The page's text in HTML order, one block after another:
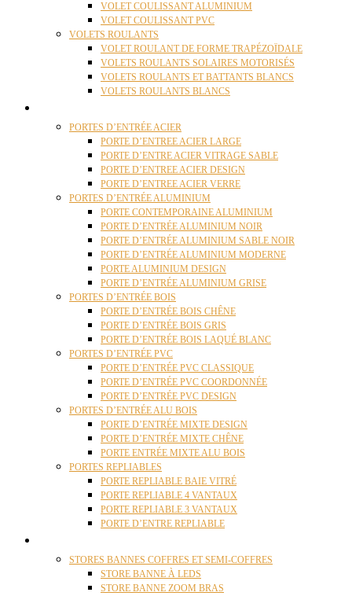
VOLET COULISSANT ALUMINIUM
VOLET COULISSANT PVC
VOLETS ROULANTS
VOLET ROULANT DE FORME TRAPÉZOÏDALE
VOLETS ROULANTS SOLAIRES MOTORISÉS
VOLETS ROULANTS ET BATTANTS BLANCS
VOLETS ROULANTS BLANCS
PORTES D’ENTRÉE ACIER
PORTE D’ENTREE ACIER LARGE
PORTE D’ENTRE ACIER VITRAGE SABLE
PORTE D’ENTREE ACIER DESIGN
PORTE D’ENTREE ACIER VERRE
PORTES D’ENTRÉE ALUMINIUM
PORTE CONTEMPORAINE ALUMINIUM
PORTE D’ENTRÉE ALUMINIUM NOIR
PORTE D’ENTRÉE ALUMINIUM SABLE NOIR
PORTE D’ENTRÉE ALUMINIUM MODERNE
PORTE ALUMINIUM DESIGN
PORTE D’ENTRÉE ALUMINIUM GRISE
PORTES D’ENTRÉE BOIS
PORTE D’ENTRÉE BOIS CHÊNE
PORTE D’ENTRÉE BOIS GRIS
PORTE D’ENTRÉE BOIS LAQUÉ BLANC
PORTES D’ENTRÉE PVC
PORTE D’ENTRÉE PVC CLASSIQUE
PORTE D’ENTRÉE PVC COORDONNÉE
PORTE D’ENTRÉE PVC DESIGN
PORTES D’ENTRÉE ALU BOIS
PORTE D’ENTRÉE MIXTE DESIGN
PORTE D’ENTRÉE MIXTE CHÊNE
PORTE ENTRÉE MIXTE ALU BOIS
PORTES REPLIABLES
PORTE REPLIABLE BAIE VITRÉ
PORTE REPLIABLE 4 VANTAUX
PORTE REPLIABLE 3 VANTAUX
PORTE D’ENTRE REPLIABLE
STORES BANNES COFFRES ET SEMI-COFFRES
STORE BANNE À LEDS
STORE BANNE ZOOM BRAS